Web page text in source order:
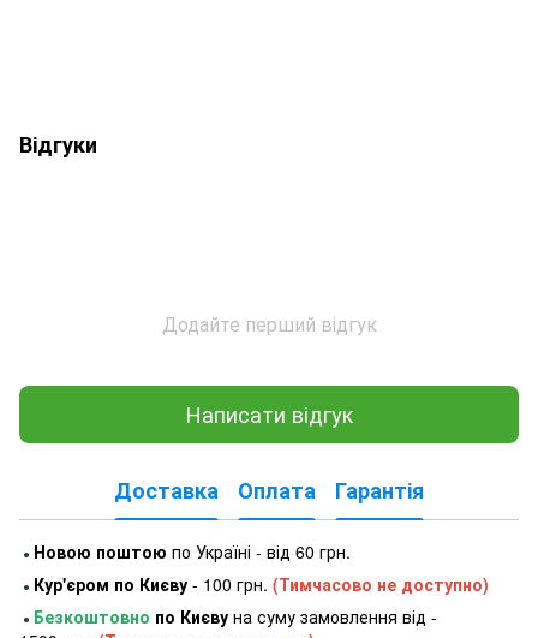
Відгуки
Додайте перший відгук
Написати відгук
Доставка Оплата Гарантія
● Новою поштою по Україні - від 60 грн.
● Кур'єром по Києву - 100 грн. (Тимчасово не доступно)
● Безкоштовно по Києву на суму замовлення від -